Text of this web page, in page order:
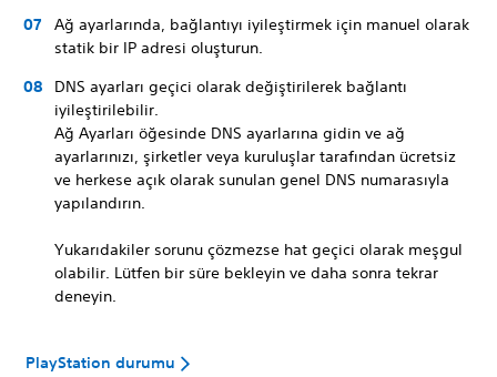
Ağ ayarlarında, bağlantıyı iyileştirmek için manuel olarak
statik bir IP adresi oluşturun.
DNS ayarları geçici olarak değiştirilerek bağlantı
iyileştirilebilir.
Ağ Ayarları öğesinde DNS ayarlarına gidin ve ağ
ayarlarınızı, şirketler veya kuruluşlar tarafından ücretsiz
ve herkese açık olarak sunulan genel DNS numarasıyla
yapılandırın.
Yukarıdakiler sorunu çözmezse hat geçici olarak meşgul
olabilir. Lütfen bir süre bekleyin ve daha sonra tekrar
deneyin.
PlayStation durumu